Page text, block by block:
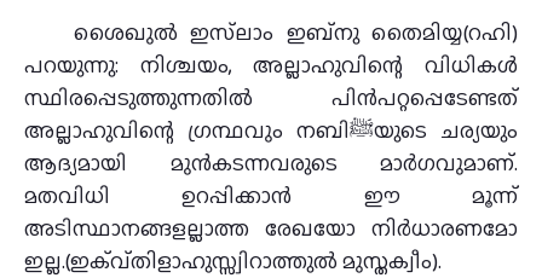
ശൈഖുൽ ഇസ്‌ലാം ഇബ്‌നു തൈമിയ്യ(റഹി)
പറയുന്നു: നിശ്ചയം, അല്ലാഹുവിന്റെ വിധികൾ
സ്ഥിരപ്പെടുത്തുന്നതിൽ പിൻപറ്റപ്പെടേണ്ടത്
അല്ലാഹുവിന്റെ ഗ്രന്ഥവും നബിﷺയുടെ ചര്യയും
ആദ്യമായി മുൻകടന്നവരുടെ മാർഗവുമാണ്.
മതവിധി ഉറപ്പിക്കാൻ ഈ മൂന്ന്
അടിസ്ഥാനങ്ങളല്ലാത്ത രേഖയോ നിർധാരണമോ
ഇല്ല.(ഇക്വ‌്തിളാഹുസ്സ്വിറാത്തുൽ മുസ്തക്വീം).